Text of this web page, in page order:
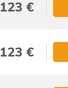
123 €
123 €